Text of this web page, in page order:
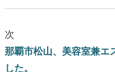
次
那覇市松山、美容室兼エ
した。